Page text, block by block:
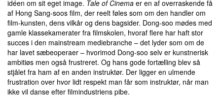
idéen om sit eget image. Tale of Cinema er en af overraskende få
af Hong Sang-soos film, der reelt føles som om den handler om
film-kunsten, dens vilkår og dens bagsider. Dong-soo mødes med
gamle klassekamerater fra filmskolen, hvoraf flere har haft stor
succes i den mainstream mediebranche – det lyder som om de
har lavet sæbeoperaer – hvorimod Dong-soo selv er kunstnerisk
ambitiøs men også frustreret. Og hans gode fortælling blev så
stjålet fra ham af en anden instruktør. Der ligger en ulmende
frustration over hvor lidt respekt man får som instruktør, når man
ikke vil danse efter filmindustriens pibe.